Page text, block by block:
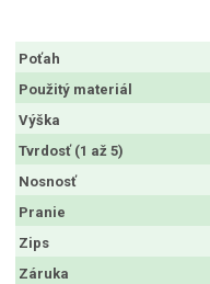
Poťah
Použitý materiál
Výška
Tvrdosť (1 až 5)
Nosnosť
Pranie
Zips
Záruka